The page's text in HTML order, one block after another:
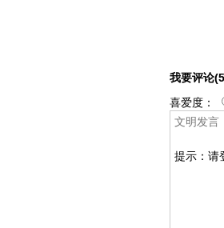
我要评论
提示：请
喜爱度：